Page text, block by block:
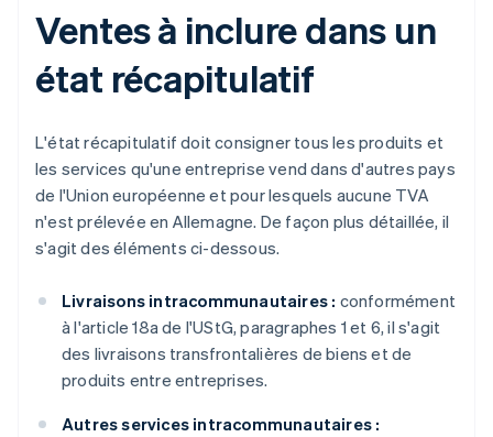
Ventes à inclure dans un
état récapitulatif
L'état récapitulatif doit consigner tous les produits et
les services qu'une entreprise vend dans d'autres pays
de l'Union européenne et pour lesquels aucune TVA
n'est prélevée en Allemagne. De façon plus détaillée, il
s'agit des éléments ci-dessous.
Livraisons intracommunautaires : conformément
à l'article 18a de l'UStG, paragraphes 1 et 6, il s'agit
des livraisons transfrontalières de biens et de
produits entre entreprises.
Autres services intracommunautaires :